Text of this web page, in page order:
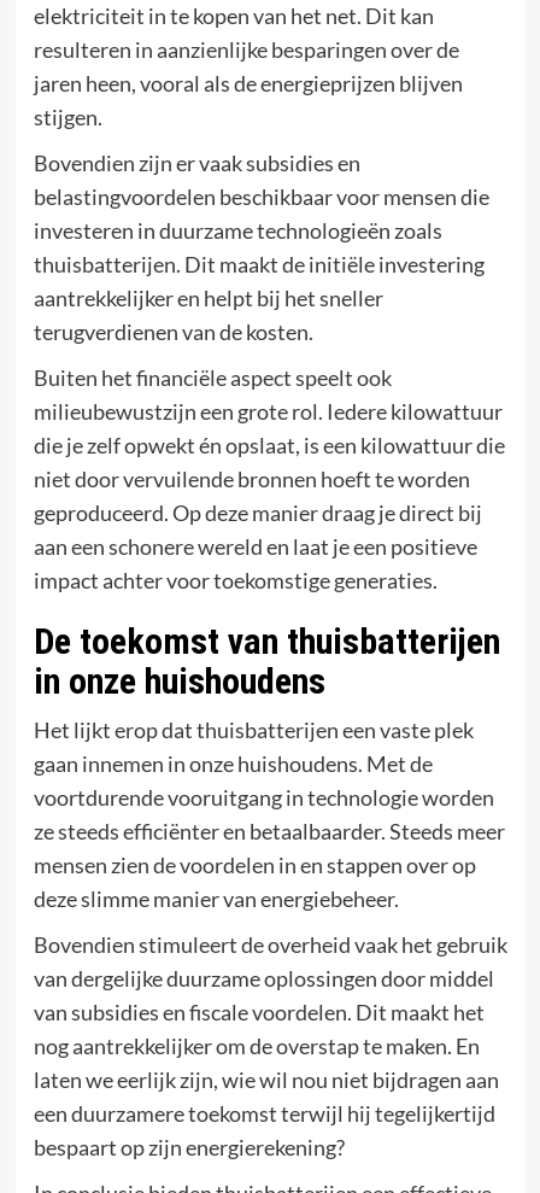
elektriciteit in te kopen van het net. Dit kan
resulteren in aanzienlijke besparingen over de
jaren heen, vooral als de energieprijzen blijven
stijgen.
Bovendien zijn er vaak subsidies en
belastingvoordelen beschikbaar voor mensen die
investeren in duurzame technologieën zoals
thuisbatterijen. Dit maakt de initiële investering
aantrekkelijker en helpt bij het sneller
terugverdienen van de kosten.
Buiten het financiële aspect speelt ook
milieubewustzijn een grote rol. Iedere kilowattuur
die je zelf opwekt én opslaat, is een kilowattuur die
niet door vervuilende bronnen hoeft te worden
geproduceerd. Op deze manier draag je direct bij
aan een schonere wereld en laat je een positieve
impact achter voor toekomstige generaties.
De toekomst van thuisbatterijen
in onze huishoudens
Het lijkt erop dat thuisbatterijen een vaste plek
gaan innemen in onze huishoudens. Met de
voortdurende vooruitgang in technologie worden
ze steeds efficiënter en betaalbaarder. Steeds meer
mensen zien de voordelen in en stappen over op
deze slimme manier van energiebeheer.
Bovendien stimuleert de overheid vaak het gebruik
van dergelijke duurzame oplossingen door middel
van subsidies en fiscale voordelen. Dit maakt het
nog aantrekkelijker om de overstap te maken. En
laten we eerlijk zijn, wie wil nou niet bijdragen aan
een duurzamere toekomst terwijl hij tegelijkertijd
bespaart op zijn energierekening?